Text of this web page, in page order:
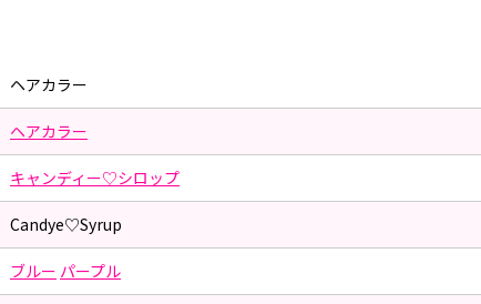
ヘアカラー
ヘアカラー
キャンディー♡シロップ
Candye♡Syrup
ブルー パープル